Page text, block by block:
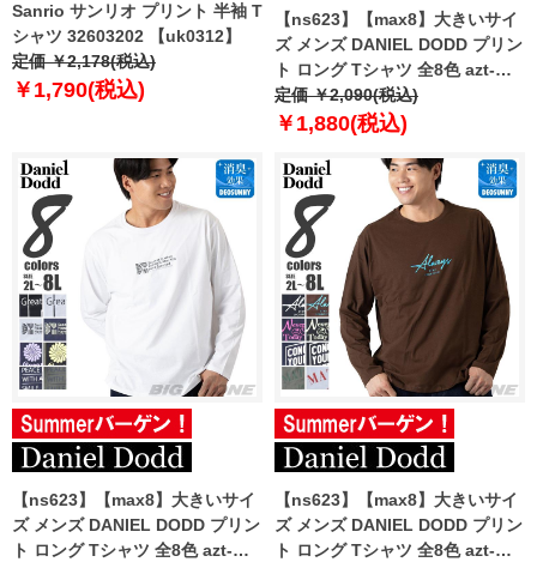
Sanrio サンリオ プリント 半袖 T
シャツ 32603202 【uk0312】
定価 ￥2,178(税込)
￥1,790(税込)
【ns623】【max8】大きいサイ
ズ メンズ DANIEL DODD プリン
ト ロング Tシャツ 全8色 azt-
2504pt1 【t2502】
定価 ￥2,090(税込)
￥1,880(税込)
【ns623】【max8】大きいサイ
ズ メンズ DANIEL DODD プリン
ト ロング Tシャツ 全8色 azt-
【ns623】【max8】大きいサイ
ズ メンズ DANIEL DODD プリン
ト ロング Tシャツ 全8色 azt-